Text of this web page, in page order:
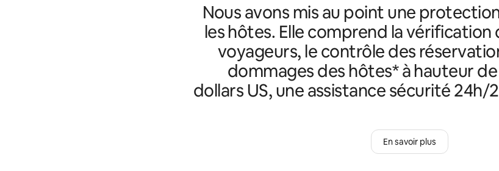
Nous avons mis au point une
les hôtes. Elle comprend la
voyageurs, le contrôle des
dommages des hôtes* à hauteur
dollars US, une assistance sécurité 24h/
En savoir plus